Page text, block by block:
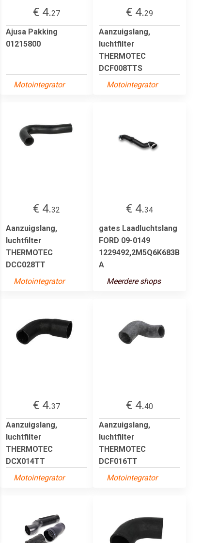
€ 4.27
Ajusa Pakking
01215800
Motointegrator
€ 4.29
Aanzuigslang,
luchtfilter
THERMOTEC
DCF008TTS
Motointegrator
€ 4.32
Aanzuigslang,
luchtfilter
THERMOTEC
DCC028TT
Motointegrator
€ 4.34
gates Laadluchtslang
FORD 09-0149
1229492,2M5Q6K683B
A
Meerdere shops
€ 4.37
Aanzuigslang,
luchtfilter
THERMOTEC
DCX014TT
Motointegrator
€ 4.40
Aanzuigslang,
luchtfilter
THERMOTEC
DCF016TT
Motointegrator